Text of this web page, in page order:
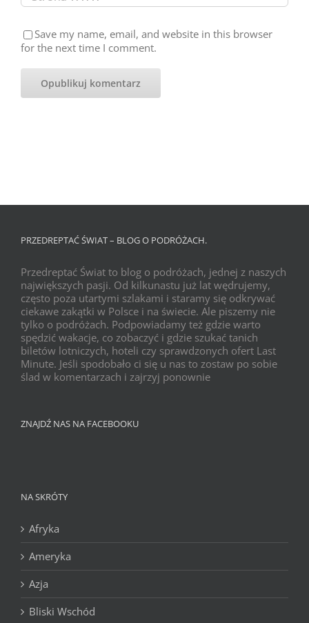
Save my name, email, and website in this browser
for the next time I comment.
PRZEDREPTAĆ ŚWIAT – BLOG O PODRÓŻACH.
Przedreptać Świat to blog o podróżach, jednej z naszych
największych pasji. Od kilkunastu już lat wędrujemy,
często poza utartymi szlakami i staramy się odkrywać
ciekawe zakątki w Polsce i na świecie. Ale piszemy nie
tylko o podróżach. Podpowiadamy też gdzie warto
spędzić wakacje, co zobaczyć i gdzie szukać tanich
biletów lotniczych, hoteli czy sprawdzonych ofert Last
Minute. Jeśli spodobało ci się u nas to zostaw po sobie
ślad w komentarzach i zajrzyj ponownie
ZNAJDŹ NAS NA FACEBOOKU
NA SKRÓTY
Afryka
Ameryka
Azja
Bliski Wschód